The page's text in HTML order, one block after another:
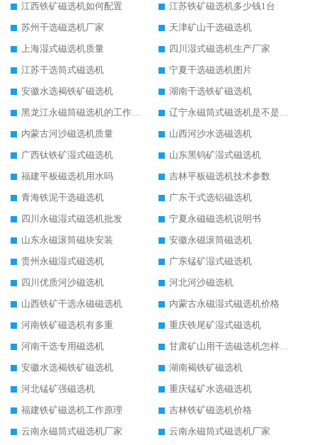
江西铁矿磁选机如何配置
江苏铁矿磁选机多少钱1台
苏州干选磁选机厂家
天津矿山干选磁选机
上海湿式磁选机质量
四川湿式磁选机生产厂家
江苏干选筒式磁选机
宁夏干选磁选机图片
安徽水选褐铁矿磁选机
湖南干选铁矿磁选机
黑龙江永磁筒磁选机的工作原理
辽宁永磁筒式磁选机是不是强磁
内蒙古河沙磁选机质量
山西河沙水选磁选机
广西钛铁矿湿式磁选机
山东黑钨矿湿式磁选机
福建平板磁选机用水吗
吉林平板磁选机技术参数
青海铁泥干选磁选机
广东干式选铝磁选机
四川永磁湿式磁选机批发
宁夏永磁磁选机说明书
山东永磁滚筒磁块安装
安徽永磁滚筒磁选机
贵州永磁湿式磁选机
广东锰矿湿式磁选机
四川优质河沙磁选机
河北河沙磁选机
山西铁矿干选永磁磁选机
内蒙古永磁湿式磁选机价格
河南铁矿磁选机有多重
重庆铁尾矿湿式磁选机
河南干选专用磁选机
甘肃矿山用干选磁选机怎样调磁
安徽水选褐铁矿磁选机
湖南褐铁矿磁选机
河北锰矿强磁选机
重庆锰矿水选磁选机
福建铁矿磁选机工作原理
吉林铁矿磁选机价格
云南永磁筒式磁选机厂家
云南永磁筒式磁选机厂家